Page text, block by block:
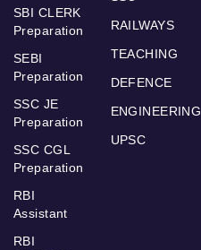
SBI CLERK
Preparation
SEBI
Preparation
SSC JE
Preparation
SSC CGL
Preparation
RBI
Assistant
RBI
RAILWAYS
TEACHING
DEFENCE
ENGINEERING
UPSC